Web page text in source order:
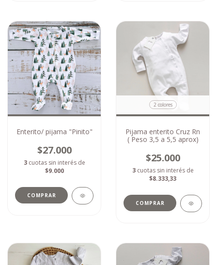
Enterito/ pijama "Pinito"
$27.000
3 cuotas sin interés de
$9.000
COMPRAR
2 colores
Pijama enterito Cruz Rn
( Peso 3,5 a 5,5 aprox)
$25.000
3 cuotas sin interés de
$8.333,33
COMPRAR